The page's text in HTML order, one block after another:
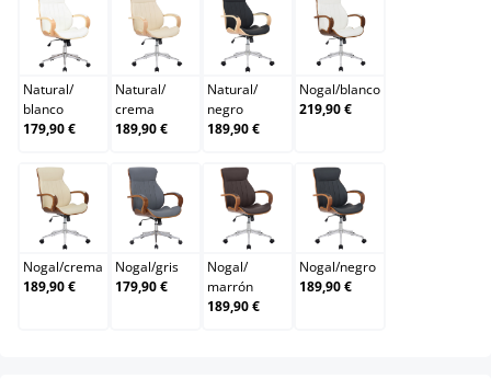
Natural/blanco
Natural/
blanco
179,90 €
Natural/crema
Natural/
crema
189,90 €
Natural/negro
Natural/
negro
189,90 €
Nogal/blanco
Nogal/blanco
219,90 €
Nogal/crema
Nogal/crema
189,90 €
Nogal/gris
Nogal/gris
179,90 €
Nogal/marrón
Nogal/
marrón
189,90 €
Nogal/negro
Nogal/negro
189,90 €